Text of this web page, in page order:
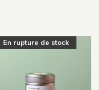
En rupture de stock